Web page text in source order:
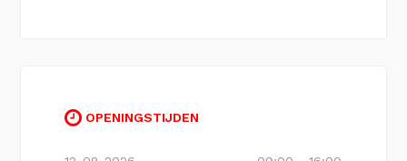
OPENINGSTIJDEN